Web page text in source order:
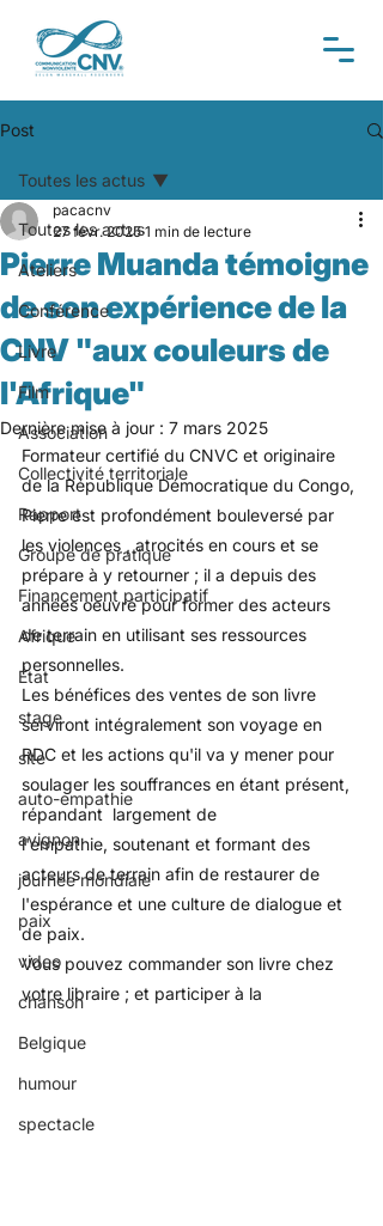
Post
Toutes les actus
Ateliers
Conférence
Livre
Film
Association
Collectivité territoriale
Rapport
Groupe de pratique
Financement participatif
Afrique
État
stage
site
auto-empathie
avignon
journée mondiale
paix
video
chanson
Belgique
humour
spectacle
Toutes les actus
Pierre Muanda témoigne
de son expérience de la
CNV "aux couleurs de
l'Afrique"
pacacnv
27 févr. 2025 1 min de lecture
Dernière mise à jour : 7 mars 2025
Formateur certifié du CNVC et originaire
de la République Démocratique du Congo,
Pierre est profondément bouleversé par
les violences , atrocités en cours et se
prépare à y retourner ; il a depuis des
années oeuvré pour former des acteurs
de terrain en utilisant ses ressources
personnelles.
Les bénéfices des ventes de son livre
serviront intégralement son voyage en
RDC et les actions qu'il va y mener pour
soulager les souffrances en étant présent,
répandant  largement de
l'empathie, soutenant et formant des
acteurs de terrain afin de restaurer de
l'espérance et une culture de dialogue et
de paix.
Vous pouvez commander son livre chez
votre libraire ; et participer à la